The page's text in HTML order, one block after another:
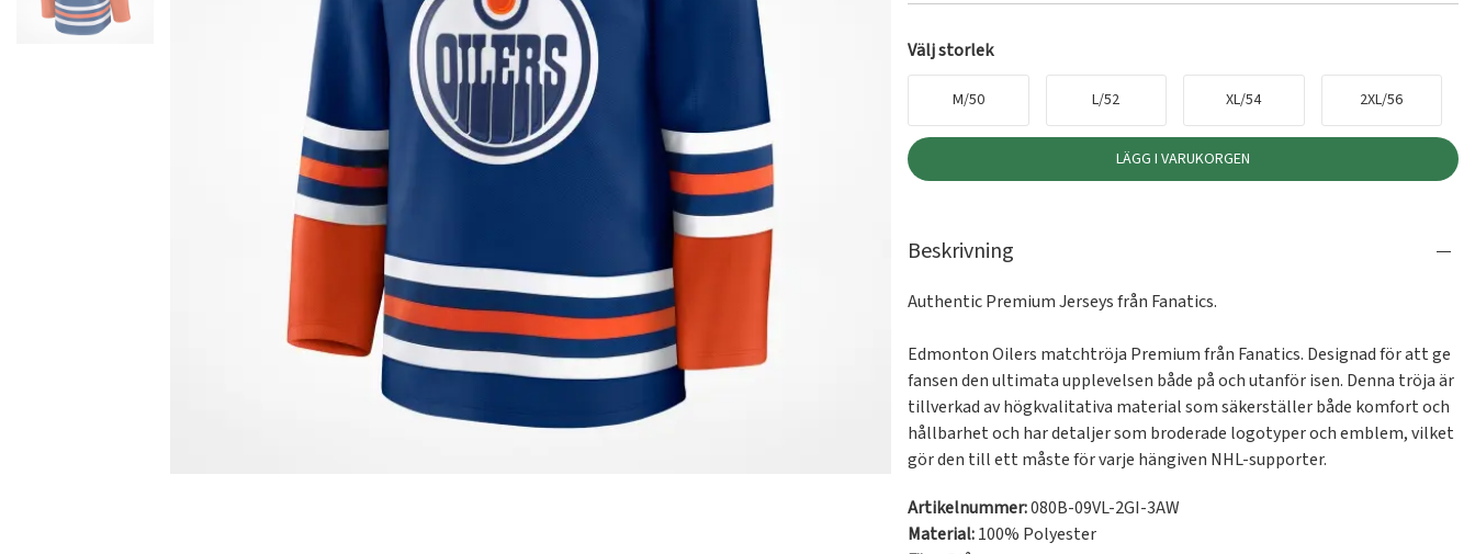
Välj storlek
M/50 L/52 XL/54 2XL/56
LÄGG I VARUKORGEN
Beskrivning
Authentic Premium Jerseys från Fanatics.
Edmonton Oilers matchtröja Premium från Fanatics. Designad för att ge
fansen den ultimata upplevelsen både på och utanför isen. Denna tröja är
tillverkad av högkvalitativa material som säkerställer både komfort och
hållbarhet och har detaljer som broderade logotyper och emblem, vilket
gör den till ett måste för varje hängiven NHL-supporter.
Artikelnummer:080B-09VL-2GI-3AW
Material:100% Polyester